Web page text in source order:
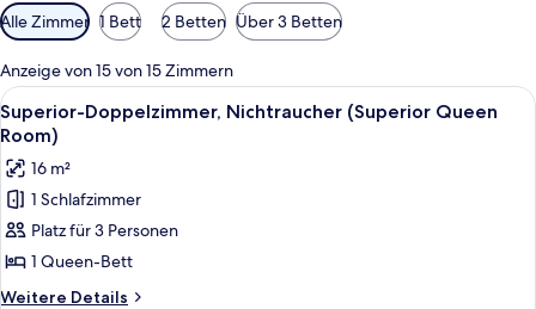
Verfügbare
Filter
für
Zimmer
Alle Zimmer 1 Bett 2 Betten Über 3 Betten
Anzeige von 15 von 15 Zimmern
Alle
Fotos
für
Superior-
Doppelzimmer,
Nichtraucher
(Superior
Queen
Hochwertige Bettwaren,
9
Superior-Doppelzimmer, Nichtraucher (Superior Queen
Room)
16 m²
1 Schlafzimmer
Platz für 3 Personen
1 Queen-Bett
Weitere Details
Weitere